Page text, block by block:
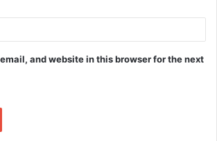
and website in this browser for the next